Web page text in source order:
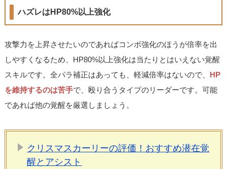
ハズレはHP80%以上強化
攻撃力を上昇させたいのであればコンボ強化のほうが倍率を出
しやすくなるため、HP80%以上強化は当たりとはいえない覚醒
スキルです。全パラ補正はあっても、軽減倍率はないので、 HP
を維持するのは苦手で、殴り合うタイプのリーダーです。可能
であれば他の覚醒を厳選しましょう。
クリスマスカーリーの評価！おすすめ潜在覚
醒とアシスト